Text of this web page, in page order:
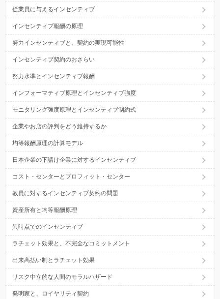
従業員に与えるインセンティブ
インセンティブ報酬の原理
努力インセンティブと、契約の実現可能性
インセンティブ契約のおさらい
努力水準とインセンティブ報酬
インフォーマティブ原理とインセンティブ強度
モニタリング強度原理とインセンティブ制約式
企業やお店の評判をどう維持するか
均等報酬原理の計算モデル
日本企業の下請け企業に対するインセンティブ
コスト・センターとプロフィット・センター
教員に対するインセンティブ契約の問題
資産所有と均等報酬原理
異時点でのインセンティブ
ラチェット効果と、不完全なコミットメント
出来高払い制とラチェット効果
リスク中立的な人間のモラルハザード
発明家と、ロイヤリティ契約